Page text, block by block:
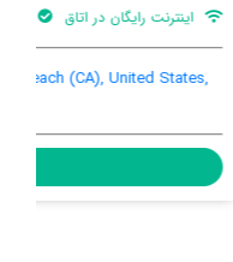
پارکینگ ماشین
Capistrano Beach,